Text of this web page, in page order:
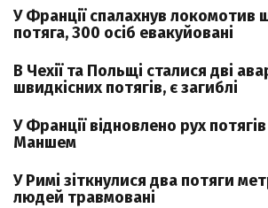
У Франції спалахнув локомотив
потяга, 300 осіб евакуйовані
В Чехії та Польщі сталися дві
швидкісних потягів, є загиблі
У Франції відновлено рух
Маншем
У Римі зіткнулися два потяги
людей травмовані